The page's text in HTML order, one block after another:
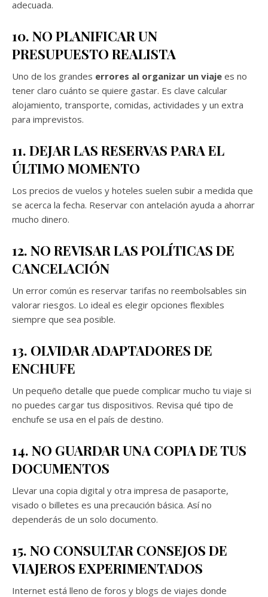
adecuada.
10. NO PLANIFICAR UN
PRESUPUESTO REALISTA
Uno de los grandes errores al organizar un viaje es no
tener claro cuánto se quiere gastar. Es clave calcular
alojamiento, transporte, comidas, actividades y un extra
para imprevistos.
11. DEJAR LAS RESERVAS PARA EL
ÚLTIMO MOMENTO
Los precios de vuelos y hoteles suelen subir a medida que
se acerca la fecha. Reservar con antelación ayuda a ahorrar
mucho dinero.
12. NO REVISAR LAS POLÍTICAS DE
CANCELACIÓN
Un error común es reservar tarifas no reembolsables sin
valorar riesgos. Lo ideal es elegir opciones flexibles
siempre que sea posible.
13. OLVIDAR ADAPTADORES DE
ENCHUFE
Un pequeño detalle que puede complicar mucho tu viaje si
no puedes cargar tus dispositivos. Revisa qué tipo de
enchufe se usa en el país de destino.
14. NO GUARDAR UNA COPIA DE TUS
DOCUMENTOS
Llevar una copia digital y otra impresa de pasaporte,
visado o billetes es una precaución básica. Así no
dependerás de un solo documento.
15. NO CONSULTAR CONSEJOS DE
VIAJEROS EXPERIMENTADOS
Internet está lleno de foros y blogs de viajes donde